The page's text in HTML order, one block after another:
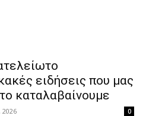
ειδήσεις που μας
καταλαβαίνουμε
0